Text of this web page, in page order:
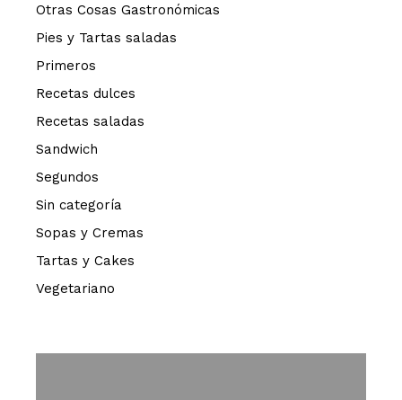
Otras Cosas Gastronómicas
Pies y Tartas saladas
Primeros
Recetas dulces
Recetas saladas
Sandwich
Segundos
Sin categoría
Sopas y Cremas
Tartas y Cakes
Vegetariano